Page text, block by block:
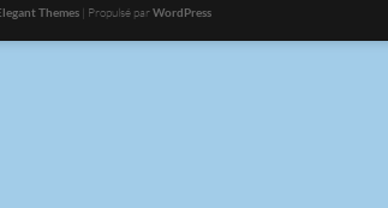
Themes| Propulsé parWordPress